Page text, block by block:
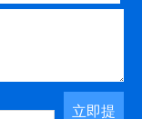
立即提